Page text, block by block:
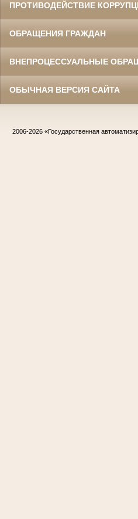
ПРОТИВОДЕЙСТВИЕ
ОБРАЩЕНИЯ ГРАЖДАН
ВНЕПРОЦЕССУАЛЬНЫЕ
ОБЫЧНАЯ ВЕРСИЯ САЙТА
2006-2026 «Государственная